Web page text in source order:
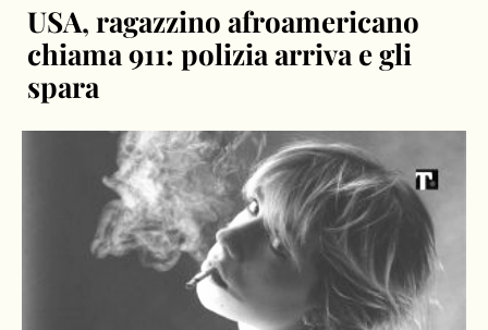
USA, ragazzino afroamericano
chiama 911: polizia arriva e gli
spara